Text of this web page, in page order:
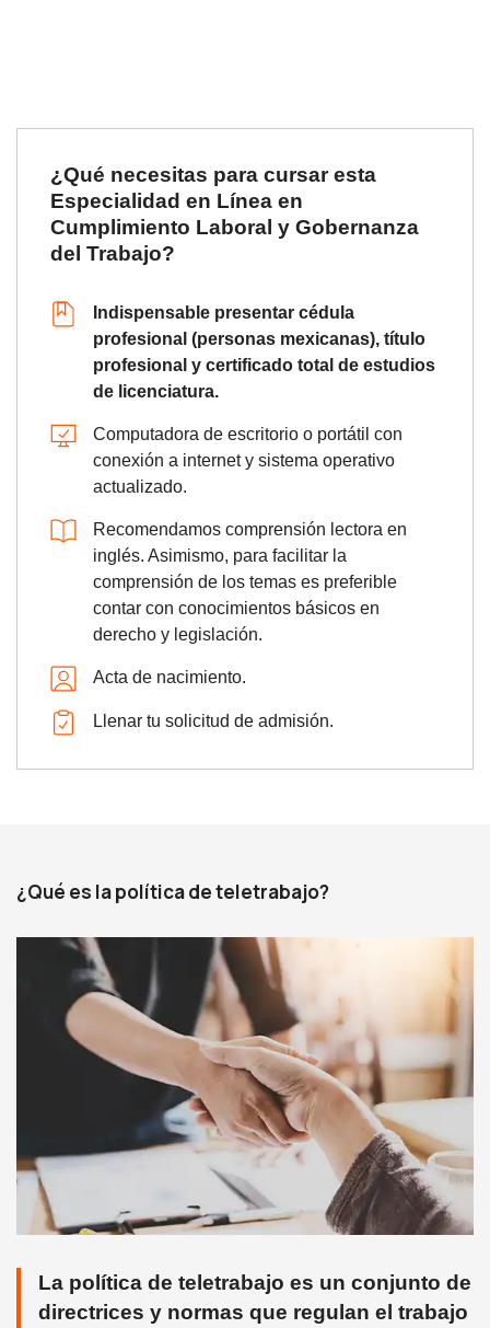
¿Qué necesitas para cursar esta
Especialidad en Línea en
Cumplimiento Laboral y Gobernanza
del Trabajo?
Indispensable presentar cédula
profesional (personas mexicanas), título
profesional y certificado total de estudios
de licenciatura.
Computadora de escritorio o portátil con
conexión a internet y sistema operativo
actualizado.
Recomendamos comprensión lectora en
inglés. Asimismo, para facilitar la
comprensión de los temas es preferible
contar con conocimientos básicos en
derecho y legislación.
Acta de nacimiento.
Llenar tu solicitud de admisión.
¿Qué es la política de teletrabajo?
La política de teletrabajo es un conjunto de
directrices y normas que regulan el trabajo